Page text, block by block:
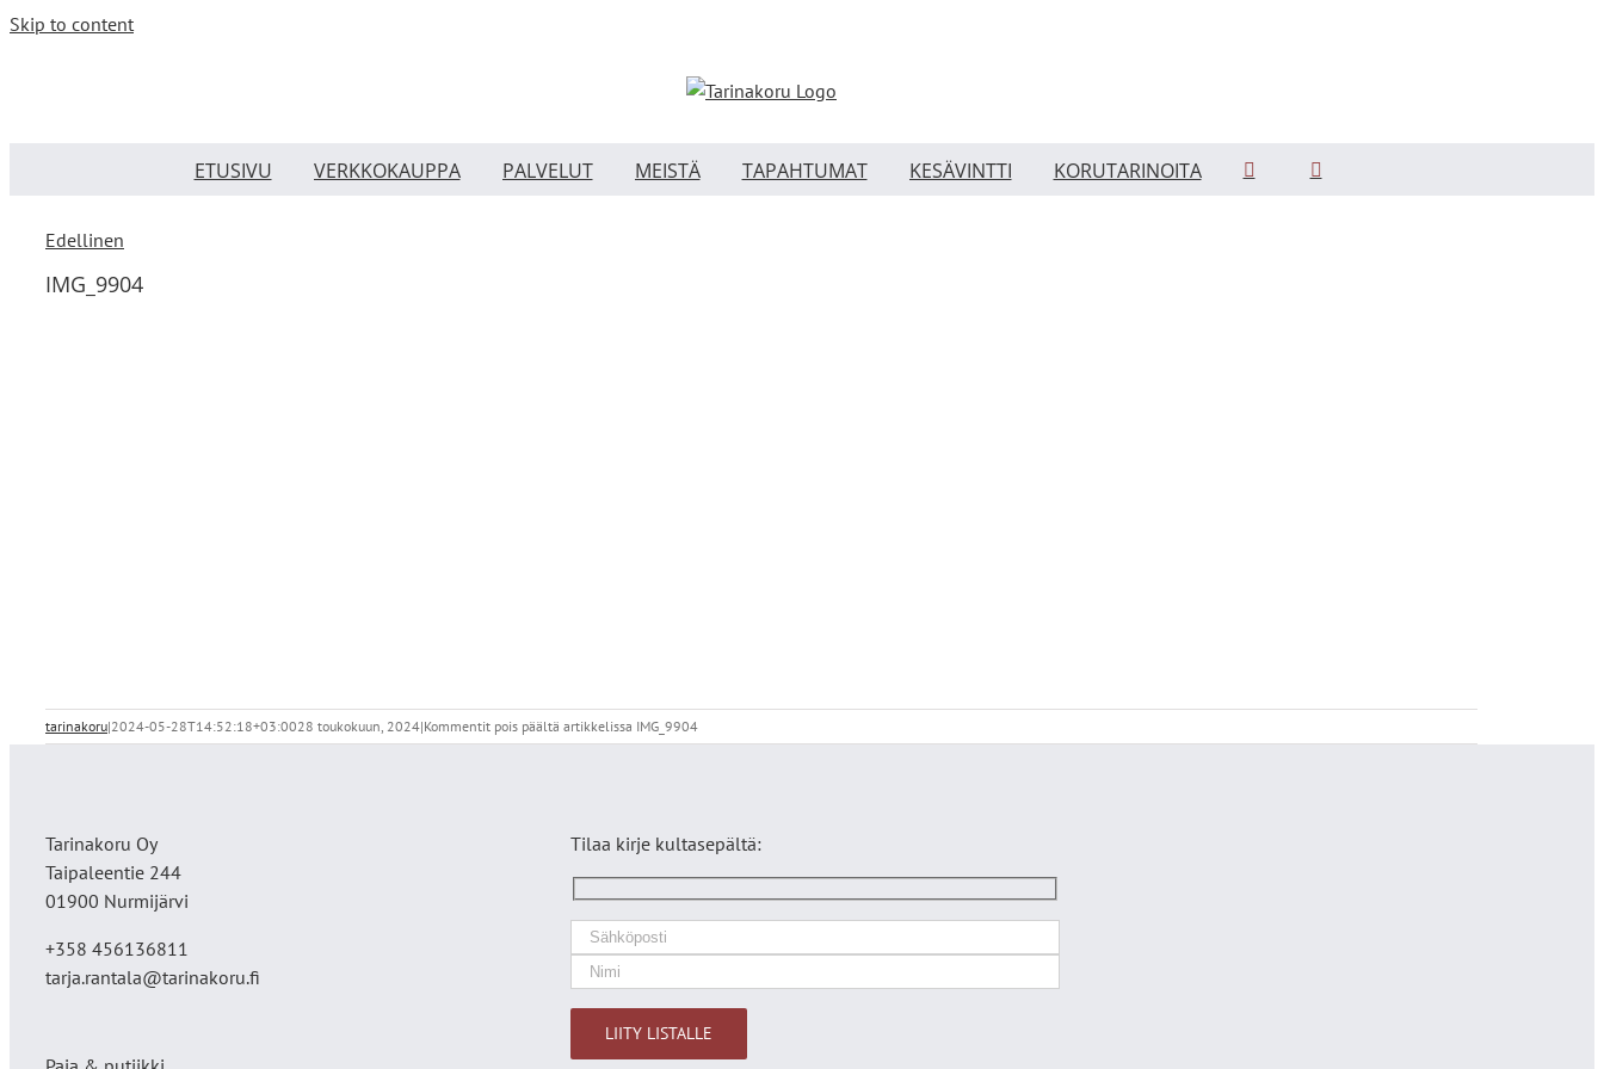
Skip to content
ETUSIVU VERKKOKAUPPA PALVELUT MEISTÄ TAPAHTUMAT KESÄVINTTI KORUTARINOITA
Edellinen
IMG_9904
tarinakoru|2024-05-28T14:52:18+03:0028 toukokuun, 2024|Kommentit pois päältä artikkelissa IMG_9904
Tarinakoru Oy
Taipaleentie 244
01900 Nurmijärvi
+358 456136811
tarja.rantala@tarinakoru.fi
Tilaa kirje kultasepältä: